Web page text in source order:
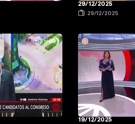
29/12/2025
29/12/2025
19/12/2025